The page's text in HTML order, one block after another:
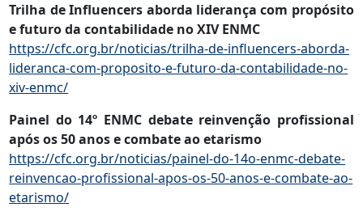
Trilha de Influencers aborda liderança com propósito
e futuro da contabilidade no XIV ENMC
https://cfc.org.br/noticias/trilha-de-influencers-aborda-
lideranca-com-proposito-e-futuro-da-contabilidade-no-
xiv-enmc/
Painel do 14º ENMC debate reinvenção profissional
após os 50 anos e combate ao etarismo
https://cfc.org.br/noticias/painel-do-14o-enmc-debate-
reinvencao-profissional-apos-os-50-anos-e-combate-ao-
etarismo/